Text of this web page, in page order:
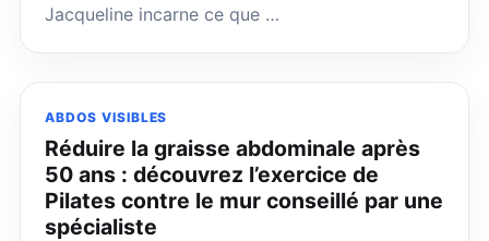
Jacqueline incarne ce que …
ABDOS VISIBLES
Réduire la graisse abdominale après
50 ans : découvrez l’exercice de
Pilates contre le mur conseillé par une
spécialiste